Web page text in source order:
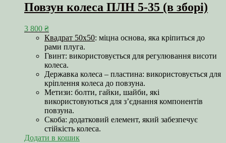
Повзун колеса ПЛН 5-35 (в зборі)
3 800 ₴
Квадрат 50х50: міцна основа, яка кріпиться до
рами плуга.
Гвинт: використовується для регулювання висоти
колеса.
Державка колеса – пластина: використовується для
кріплення колеса до повзуна.
Метизи: болти, гайки, шайби, які
використовуються для з’єднання компонентів
повзуна.
Скоба: додатковий елемент, який забезпечує
стійкість колеса.
Додати в кошик